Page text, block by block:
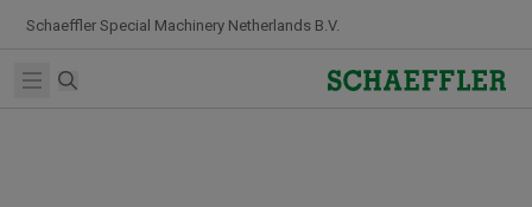
Schaeffler Special Machinery Netherlands B.V.
Open main menu
Zoekterm